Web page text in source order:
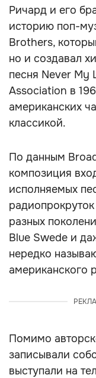
Ричард и его
историю поп-
Brothers,
но и создавал
песня Never My
Association в
американских
классикой.
По данным
композиция
исполняемых
разных
Blue Swede и
нередко
американского
Помимо
записывали
выступали на